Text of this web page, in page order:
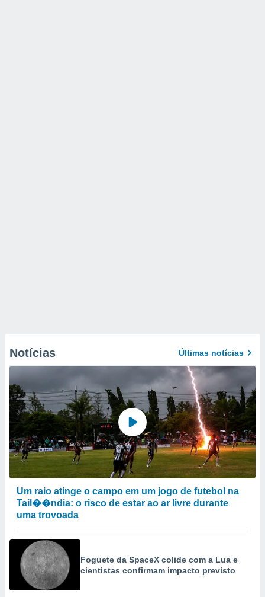
Notícias Últimas notícias
Um raio atinge o campo em um jogo de futebol na
Tail��ndia: o risco de estar ao ar livre durante
uma trovoada
Foguete da SpaceX colide com a Lua e
cientistas confirmam impacto previsto